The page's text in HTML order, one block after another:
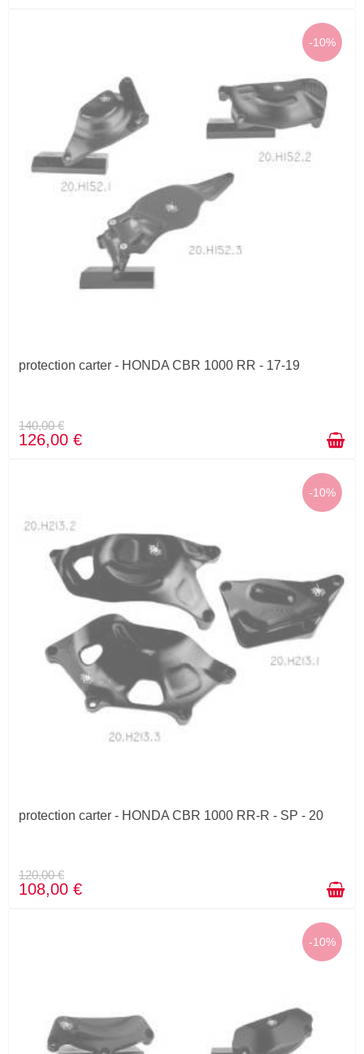
-10%
protection carter - HONDA CBR 1000 RR - 17-19
140,00 €
126,00 €
-10%
protection carter - HONDA CBR 1000 RR-R - SP - 20
120,00 €
108,00 €
-10%